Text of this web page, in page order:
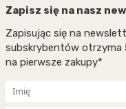
Zapisz się na nasz
Zapisując się na
subskrybentów
na pierwsze zakupy*